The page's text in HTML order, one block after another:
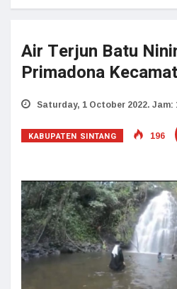
Air Terjun Batu
Primadona
Saturday, 1 October 2022. Jam:
KABUPATEN SINTANG 196